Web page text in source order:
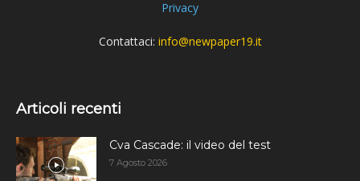
Privacy
Contattaci: info@newpaper19.it
Articoli recenti
Cva Cascade: il video del test
7 Agosto 2026